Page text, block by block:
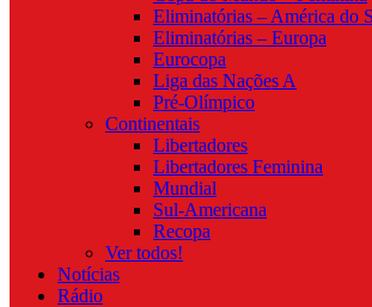
Eliminatórias – América do
Eliminatórias – Europa
Eurocopa
Liga das Nações A
Pré-Olímpico
Continentais
Libertadores
Libertadores Feminina
Mundial
Sul-Americana
Recopa
Ver todos!
Notícias
Rádio